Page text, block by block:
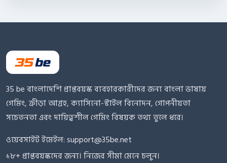
35 be বাংলাদেশি প্রাপ্তবয়স্ক ব্যবহারকারীদের জন্য বাংলা ভাষায়
গেমিং, ক্রীড়া আগ্রহ, ক্যাসিনো-স্টাইল বিনোদন, গোপনীয়তা
সচেতনতা এবং দায়িত্বশীল গেমিং বিষয়ক তথ্য তুলে ধরে।
ওয়েবসাইট ইমেইল:support@35be.net
১৮+ প্রাপ্তবয়স্কদের জন্য। নিজের সীমা মেনে চলুন।